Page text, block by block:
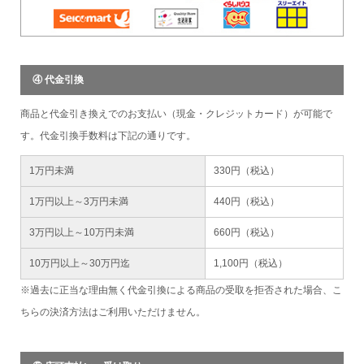
④ 代金引換
商品と代金引き換えでのお支払い（現金・クレジットカード）が可能で
す。代金引換手数料は下記の通りです。
1万円未満 330円（税込）
1万円以上～3万円未満 440円（税込）
3万円以上～10万円未満 660円（税込）
10万円以上～30万円迄 1,100円（税込）
※過去に正当な理由無く代金引換による商品の受取を拒否された場合、こ
ちらの決済方法はご利用いただけません。